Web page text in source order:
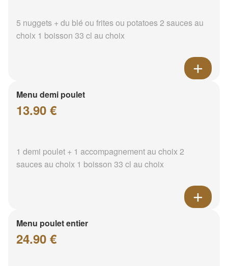
5 nuggets + du blé ou frites ou potatoes 2 sauces au
choix 1 boisson 33 cl au choix
Menu demi poulet
13.90 €
1 demi poulet + 1 accompagnement au choix 2
sauces au choix 1 boisson 33 cl au choix
Menu poulet entier
24.90 €